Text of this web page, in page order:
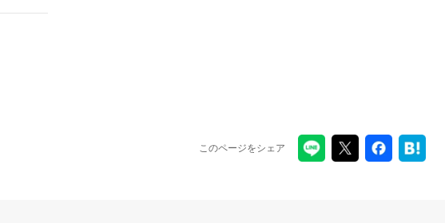
このページをシェア